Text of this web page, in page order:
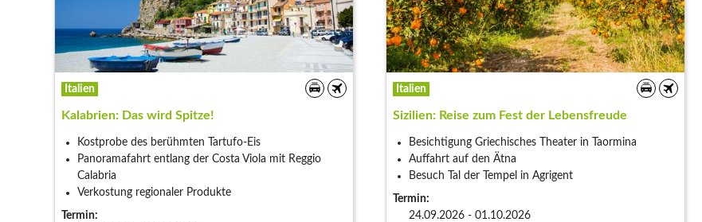
Italien
Kalabrien: Das wird Spitze!
Kostprobe des berühmten Tartufo-Eis
Panoramafahrt entlang der Costa Viola mit Reggio
Calabria
Verkostung regionaler Produkte
Termin:
Italien
Sizilien: Reise zum Fest der Lebensfreude
Besichtigung Griechisches Theater in Taormina
Auffahrt auf den Ätna
Besuch Tal der Tempel in Agrigent
Termin:
24.09.2026 - 01.10.2026